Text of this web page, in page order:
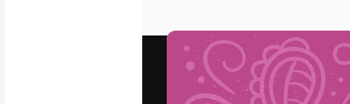
Vídeos
Clipes de vídeo
Modelos de vídeos
Modelos 3D
Fontes